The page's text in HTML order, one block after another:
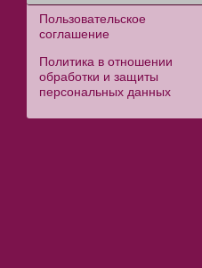
Пользовательское
соглашение
Политика в отношении
обработки и защиты
персональных данных